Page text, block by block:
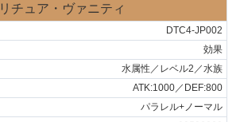
リチュア・ヴァニティ
DTC4-JP002
効果
水属性／レベル2／水族
ATK:1000／DEF:800
パラレル+ノーマル